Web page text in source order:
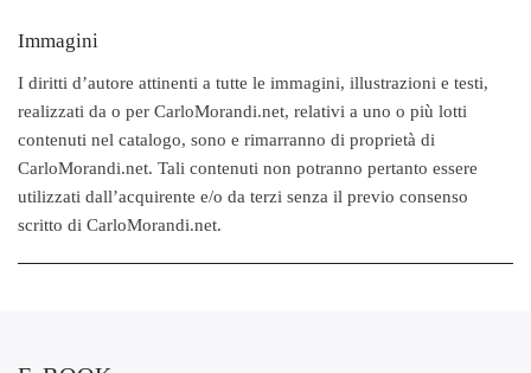
Immagini
I diritti d’autore attinenti a tutte le immagini, illustrazioni e testi,
realizzati da o per CarloMorandi.net, relativi a uno o più lotti
contenuti nel catalogo, sono e rimarranno di proprietà di
CarloMorandi.net. Tali contenuti non potranno pertanto essere
utilizzati dall’acquirente e/o da terzi senza il previo consenso
scritto di CarloMorandi.net.